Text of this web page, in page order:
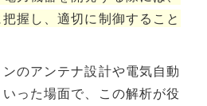
握し、適切に制御すること
のアンテナ設計や電気自動
った場面で、この解析が役